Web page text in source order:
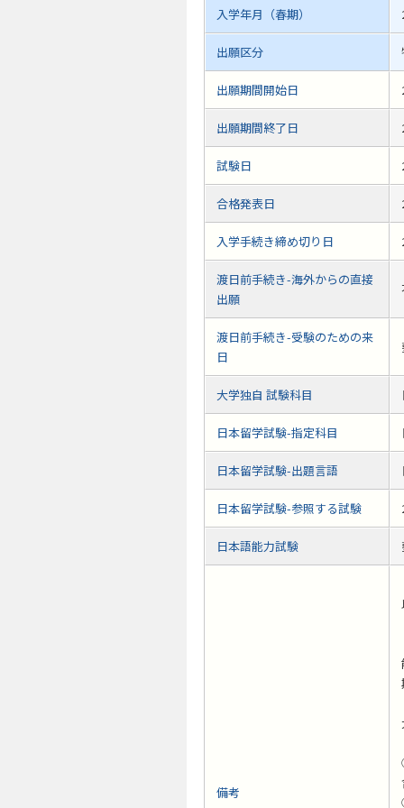
入学年月（春期）
出願区分
出願期間開始日
出願期間終了日
試験日
合格発表日
入学手続き締め切り日
渡日前手続き-海外からの直接
出願
渡日前手続き-受験のための来
日
大学独自 試験科目
日本留学試験-指定科目
日本留学試験-出題言語
日本留学試験-参照する試験
日本語能力試験
備考